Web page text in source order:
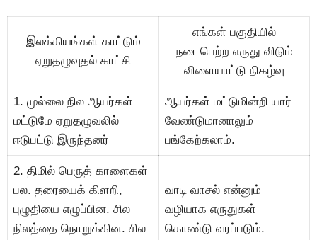
இலக்கியங்கள் காட்டும்
ஏறுதழுவுதல் காட்சி
எங்கள் பகுதியில்
நடைபெற்ற எருது விடும்
விளையாட்டு நிகழ்வு
1. முல்லை நில ஆயர்கள்
மட்டுமே ஏறுதழுவலில்
ஈடுபட்டு இருந்தனர்
ஆயர்கள் மட்டுமின்றி யார்
வேண்டுமானாலும்
பங்கேற்கலாம்.
2. திமில் பெருத் காளைகள்
பல. தரையைக் கிளறி,
புழுதியை எழுப்பின. சில
நிலத்தை நொறுக்கின. சில
வாடி வாசல் என்னும்
வழியாக எருதுகள்
கொண்டு வரப்படும்.